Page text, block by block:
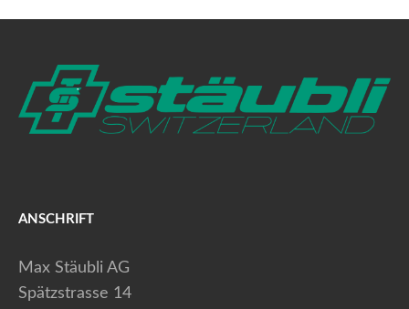
ANSCHRIFT
Max Stäubli AG
Spätzstrasse 14